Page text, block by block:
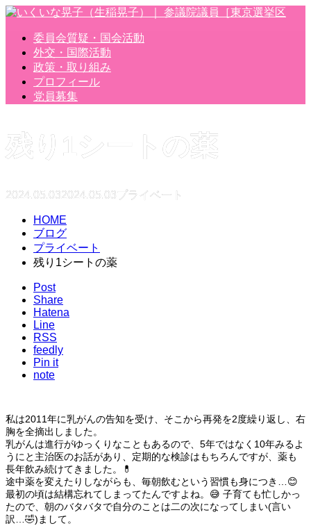
委員会質疑・国会活動
外交・国際活動
政策・取り組み
プロフィール
党員募集
残り1シートの薬
2024.05.032024.05.03プライベート
HOME
ブログ
プライベート
残り1シートの薬
Post
Share
Hatena
Line
RSS
feedly
Pin it
note
私は2011年に乳がんの告知を受け、そこから再発を2度繰り返し、右
胸を全摘出しました。
乳がんは進行がゆっくりなこともあるので、5年ではなく10年みるよ
うにと主治医のお話があり、定期的な検診はもちろんですが、薬も
長年飲み続けてきました。💊
途中薬を変えたりしながらも、毎朝飲むという習慣も身につき…😊
最初の頃は結構忘れてしまってたんですよね。😅 子育ても忙しかっ
たので、朝のバタバタで自分のことは二の次になってしまい(言い
訳…🤣)まして。